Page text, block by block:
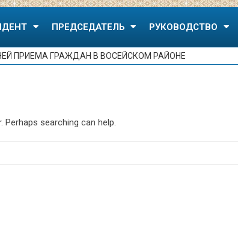
ПРЕДСЕДАТЕЛЬ РУКОВОДСТВО
ПРИЕМА ГРАЖДАН В ВОСЕЙСКОМ РАЙОНЕ
searching can help.